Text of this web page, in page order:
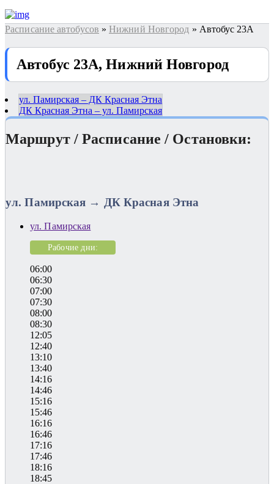
Расписание автобусов » Нижний Новгород » Автобус 23А
Автобус 23А, Нижний Новгород
ул. Памирская – ДК Красная Этна
ДК Красная Этна – ул. Памирская
Маршрут / Расписание / Остановки:
ул. Памирская → ДК Красная Этна
ул. Памирская
Рабочие дни:
06:00
06:30
07:00
07:30
08:00
08:30
12:05
12:40
13:10
13:40
14:16
14:46
15:16
15:46
16:16
16:46
17:16
17:46
18:16
18:45